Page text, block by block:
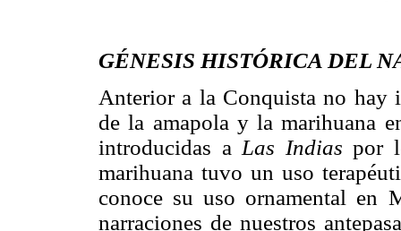
GÉNESIS HISTÓRICA DEL
Anterior a la Conquista no hay
de la amapola y la marihuana
introducidas a Las Indias por
marihuana tuvo un uso
conoce su uso ornamental en
narraciones de nuestros